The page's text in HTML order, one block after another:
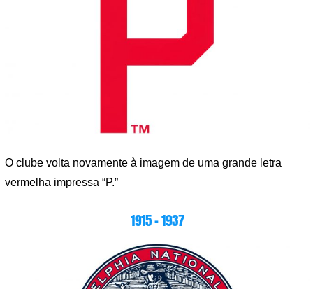
O clube volta novamente à imagem de uma grande letra
vermelha impressa “P.”
1915 – 1937